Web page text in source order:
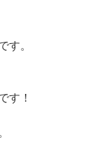
スク １回分＞
ッチ クリーム 一
す。
す！